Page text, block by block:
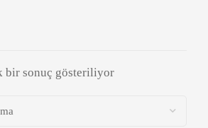
bir sonuç gösteriliyor